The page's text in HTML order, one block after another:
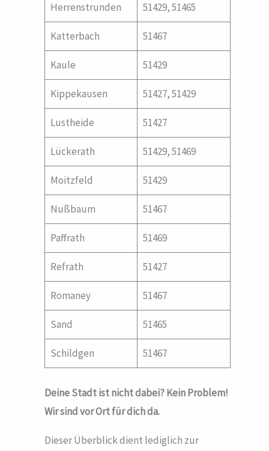
Herrenstrunden 51429, 51465
Katterbach 51467
Kaule 51429
Kippekausen 51427, 51429
Lustheide 51427
Lückerath 51429, 51469
Moitzfeld 51429
Nußbaum 51467
Paffrath 51469
Refrath 51427
Romaney 51467
Sand 51465
Schildgen 51467
Deine Stadt ist nicht dabei? Kein Problem!
Wir sind vor Ort für dich da.
Dieser Überblick dient lediglich zur